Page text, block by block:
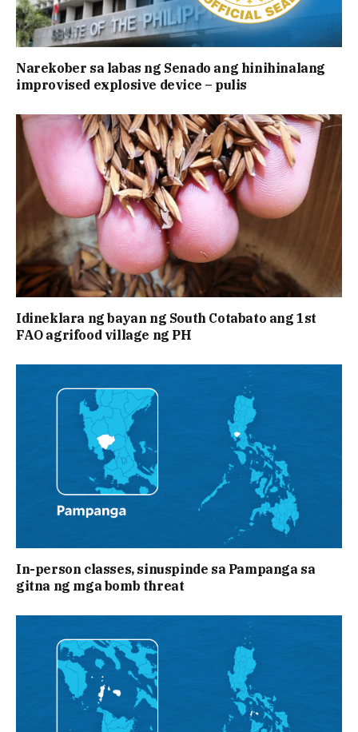
Narekober sa labas ng Senado ang hinihinalang
improvised explosive device – pulis
Idineklara ng bayan ng South Cotabato ang 1st
FAO agrifood village ng PH
In-person classes, sinuspinde sa Pampanga sa
gitna ng mga bomb threat